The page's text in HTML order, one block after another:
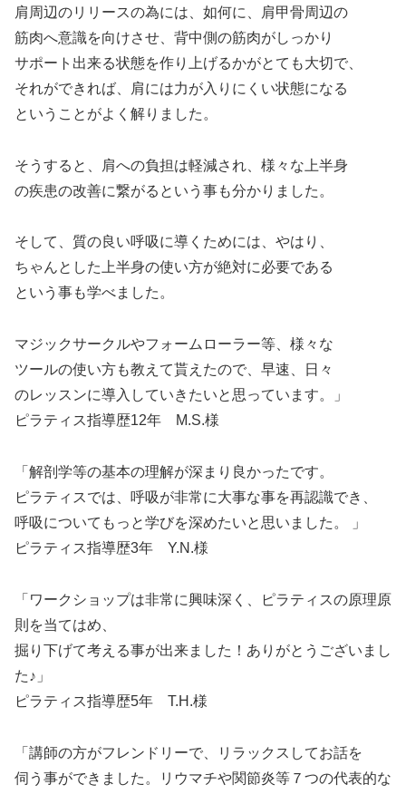
肩周辺のリリースの為には、如何に、肩甲骨周辺の
筋肉へ意識を向けさせ、背中側の筋肉がしっかり
サポート出来る状態を作り上げるかがとても大切で、
それができれば、肩には力が入りにくい状態になる
ということがよく解りました。
そうすると、肩への負担は軽減され、様々な上半身
の疾患の改善に繋がるという事も分かりました。
そして、質の良い呼吸に導くためには、やはり、
ちゃんとした上半身の使い方が絶対に必要である
という事も学べました。
マジックサークルやフォームローラー等、様々な
ツールの使い方も教えて貰えたので、早速、日々
のレッスンに導入していきたいと思っています。」
ピラティス指導歴12年 M.S.様
「解剖学等の基本の理解が深まり良かったです。
ピラティスでは、呼吸が非常に大事な事を再認識でき、
呼吸についてもっと学びを深めたいと思いました。 」
ピラティス指導歴3年 Y.N.様
「ワークショップは非常に興味深く、ピラティスの原理原
則を当てはめ、
掘り下げて考える事が出来ました！ありがとうございまし
た♪」
ピラティス指導歴5年 T.H.様
「講師の方がフレンドリーで、リラックスしてお話を
伺う事ができました。リウマチや関節炎等７つの代表的な